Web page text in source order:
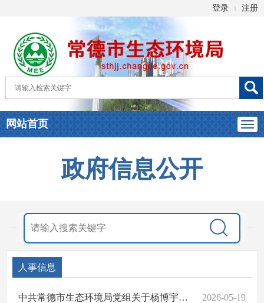
登录 | 注册
网站首页
政府信息公开
人事信息
中共常德市生态环境局党组关于杨博宇等5名同志职务任免的通知 2026-05-19